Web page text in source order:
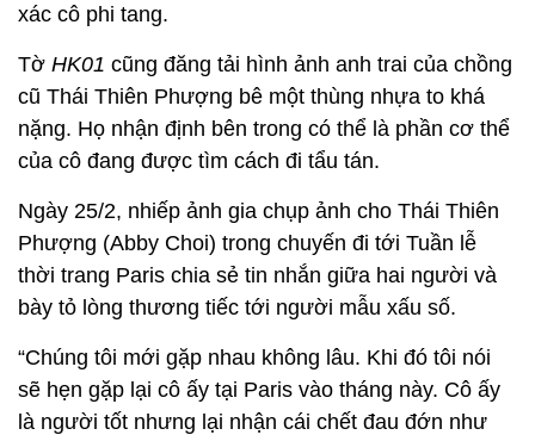
xác cô phi tang.
Tờ HK01 cũng đăng tải hình ảnh anh trai của chồng
cũ Thái Thiên Phượng bê một thùng nhựa to khá
nặng. Họ nhận định bên trong có thể là phần cơ thể
của cô đang được tìm cách đi tẩu tán.
Ngày 25/2, nhiếp ảnh gia chụp ảnh cho Thái Thiên
Phượng (Abby Choi) trong chuyến đi tới Tuần lễ
thời trang Paris chia sẻ tin nhắn giữa hai người và
bày tỏ lòng thương tiếc tới người mẫu xấu số.
“Chúng tôi mới gặp nhau không lâu. Khi đó tôi nói
sẽ hẹn gặp lại cô ấy tại Paris vào tháng này. Cô ấy
là người tốt nhưng lại nhận cái chết đau đớn như